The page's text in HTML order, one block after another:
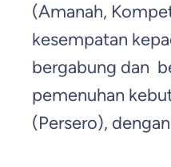
(Amanah,
kesempatan
bergabung dan
pemenuhan
(Persero),